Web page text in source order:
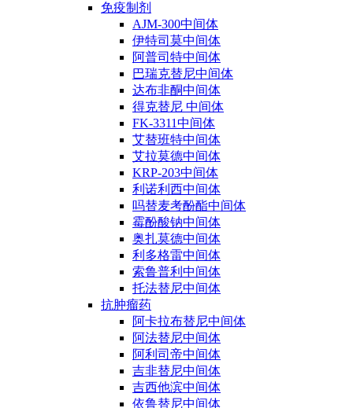
免疫制剂
AJM-300中间体
伊特司莫中间体
阿普司特中间体
巴瑞克替尼中间体
达布非酮中间体
得克替尼 中间体
FK-3311中间体
艾替班特中间体
艾拉莫德中间体
KRP-203中间体
利诺利西中间体
吗替麦考酚酯中间体
霉酚酸钠中间体
奥扎莫德中间体
利多格雷中间体
索鲁普利中间体
托法替尼中间体
抗肿瘤药
阿卡拉布替尼中间体
阿法替尼中间体
阿利司帝中间体
吉非替尼中间体
吉西他滨中间体
依鲁替尼中间体